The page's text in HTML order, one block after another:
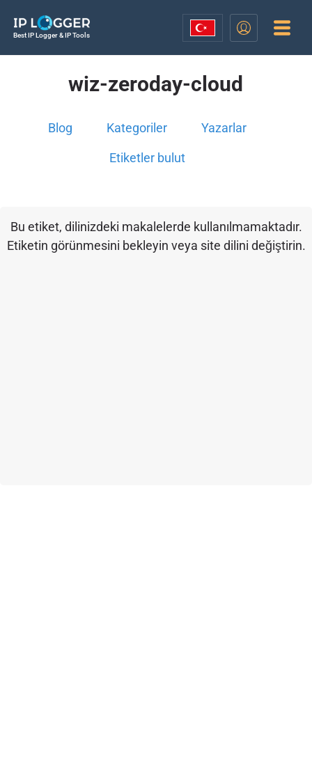
Best IP Logger & IP Tools
wiz-zeroday-cloud
Blog Kategoriler Yazarlar
Etiketler bulut